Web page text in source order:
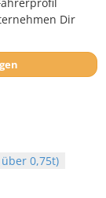
Dir
0,75t)